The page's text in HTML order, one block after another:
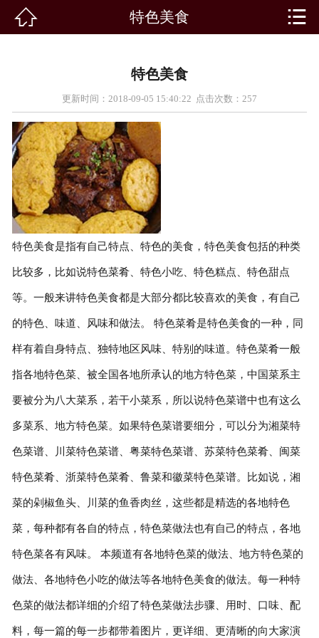
客房展示
特色美食
活动专题
在线留言
联系我们
 特色美食 
特色美食
更新时间：2018-09-05 15:40:22 点击次数： 257
特色美食是指有自己特点、特色的美食，特色美食包括的种类
比较多，比如说特色菜肴、特色小吃、特色糕点、特色甜点
等。一般来讲特色美食都是大部分都比较喜欢的美食，有自己
的特色、味道、风味和做法。 特色菜肴是特色美食的一种，同
样有着自身特点、独特地区风味、特别的味道。特色菜肴一般
指各地特色菜、被全国各地所承认的地方特色菜，中国菜系主
要被分为八大菜系，若干小菜系，所以说特色菜谱中也有这么
多菜系、地方特色菜。如果特色菜谱要细分，可以分为湘菜特
色菜谱、川菜特色菜谱、粤菜特色菜谱、苏菜特色菜肴、闽菜
特色菜肴、浙菜特色菜肴、鲁菜和徽菜特色菜谱。比如说，湘
菜的剁椒鱼头、川菜的鱼香肉丝，这些都是精选的各地特色
菜，每种都有各自的特点，特色菜做法也有自己的特点，各地
特色菜各有风味。 本频道有各地特色菜的做法、地方特色菜的
做法、各地特色小吃的做法等各地特色美食的做法。每一种特
色菜的做法都详细的介绍了特色菜做法步骤、用时、口味、配
料，每一篇的每一步都带着图片，更详细、更清晰的向大家演